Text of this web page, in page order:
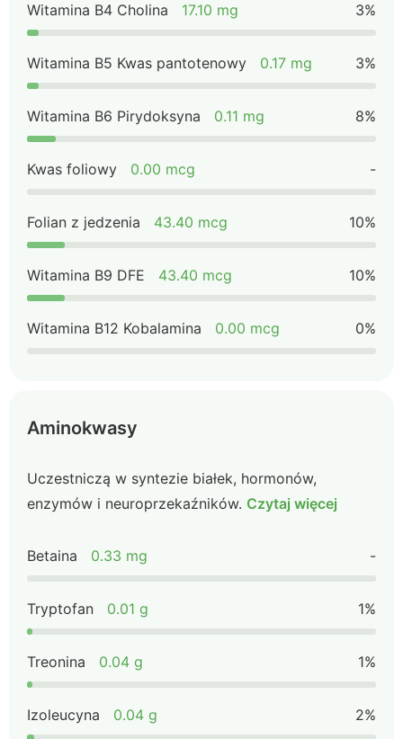
Witamina B4 Cholina 17.10 mg 3%
Witamina B5 Kwas pantotenowy 0.17 mg 3%
Witamina B6 Pirydoksyna 0.11 mg 8%
Kwas foliowy 0.00 mcg -
Folian z jedzenia 43.40 mcg 10%
Witamina B9 DFE 43.40 mcg 10%
Witamina B12 Kobalamina 0.00 mcg 0%
Aminokwasy
Uczestniczą w syntezie białek, hormonów,
enzymów i neuroprzekaźników. Czytaj więcej
Betaina 0.33 mg -
Tryptofan 0.01 g 1%
Treonina 0.04 g 1%
Izoleucyna 0.04 g 2%